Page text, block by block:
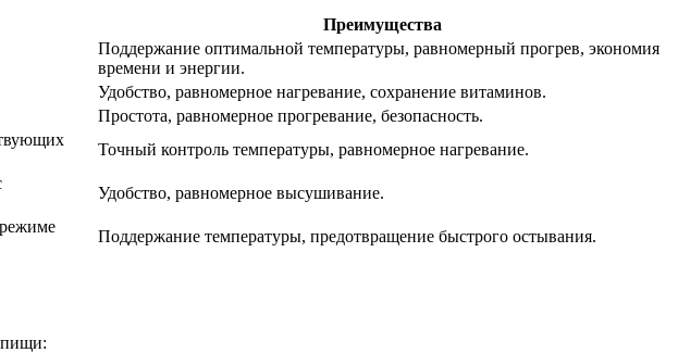
Преимущества
Поддержание оптимальной температуры, равномерный прогрев, экономия
времени и энергии.
Удобство, равномерное нагревание, сохранение витаминов.
Простота, равномерное прогревание, безопасность.
Точный контроль температуры, равномерное нагревание.
Удобство, равномерное высушивание.
Поддержание температуры, предотвращение быстрого остывания.
пищи: